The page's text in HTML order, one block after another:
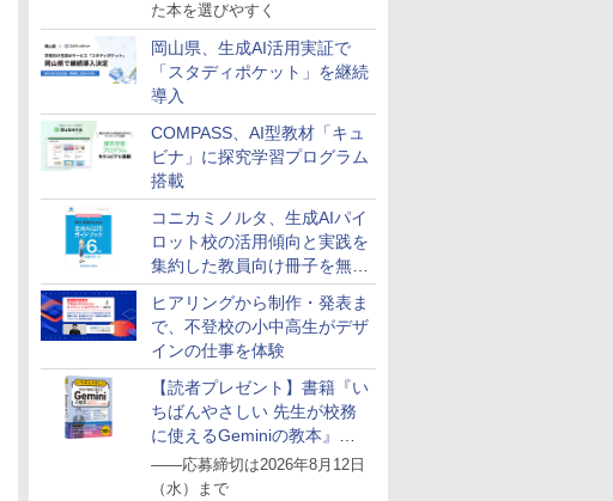
た本を選びやすく
岡山県、生成AI活用実証で
「スタディポケット」を継続
導入
COMPASS、AI型教材「キュ
ビナ」に探究学習プログラム
搭載
コニカミノルタ、生成AIパイ
ロット校の活用傾向と実践を
集約した教員向け冊子を無料
公開
ヒアリングから制作・発表ま
で、不登校の小中高生がデザ
インの仕事を体験
【読者プレゼント】書籍『い
ちばんやさしい 先生が校務
に使えるGeminiの教本』を
抽選で5名様にプレゼント
――応募締切は2026年8月12日
（水）まで